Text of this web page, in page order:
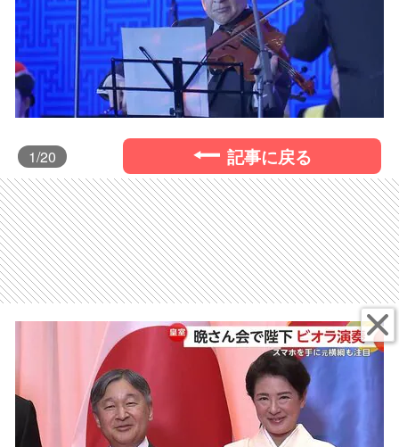
1/20 記事に戻る